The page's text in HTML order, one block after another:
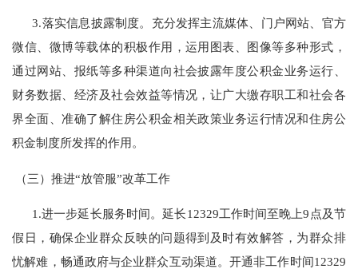
3.落实信息披露制度。充分发挥主流媒体、门户网站、官方
微信、微博等载体的积极作用，运用图表、图像等多种形式，
通过网站、报纸等多种渠道向社会披露年度公积金业务运行、
财务数据、经济及社会效益等情况，让广大缴存职工和社会各
界全面、准确了解住房公积金相关政策业务运行情况和住房公
积金制度所发挥的作用。
（三）推进“放管服”改革工作
1.进一步延长服务时间。延长12329工作时间至晚上9 点及节
假日，确保企业群众反映的问题得到及时有效解答，为群众排
忧解难，畅通政府与企业群众互动渠道。开通非工作时间12329